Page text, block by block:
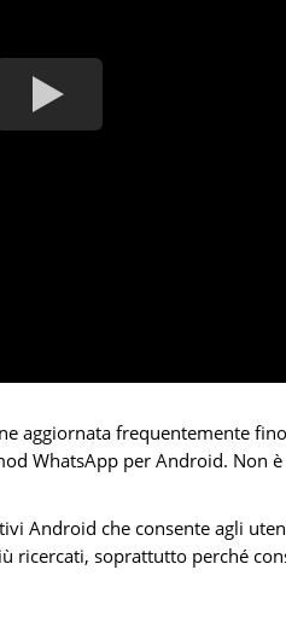
aggiornata frequentemente
WhatsApp per Android. Non
Android che consente agli
soprattutto perché